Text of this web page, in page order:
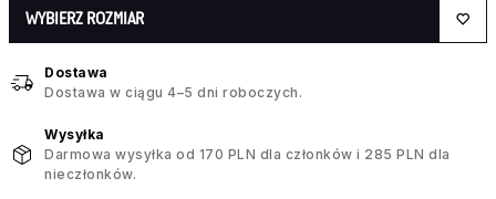
WYBIERZ ROZMIAR
Dostawa
Dostawa w ciągu 4–5 dni roboczych.
Wysyłka
Darmowa wysyłka od 170 PLN dla członków i 285 PLN dla
nieczłonków.